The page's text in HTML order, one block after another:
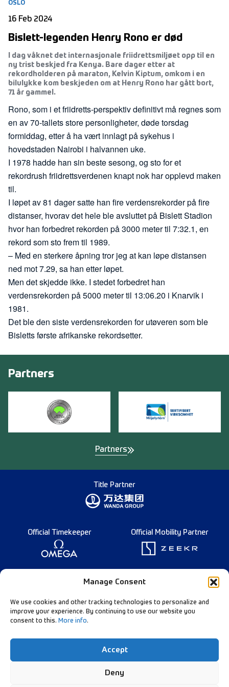
Manage Consent
We use cookies and other tracking technologies to personalize and
improve your experience. By continuing to use our website you
consent to this. More info.
Accept
Deny
OSLO
16 Feb 2024
Bislett-legenden Henry Rono er død
I dag våknet det internasjonale friidrettsmiljøet opp til en
ny trist beskjed fra Kenya. Bare dager etter at
rekordholderen på maraton, Kelvin Kiptum, omkom i en
bilulykke kom beskjeden om at Henry Rono har gått bort,
71 år gammel.
Rono, som i et friidretts-perspektiv definitivt må regnes som
en av 70-tallets store personligheter, døde torsdag
formiddag, etter å ha vært innlagt på sykehus i
hovedstaden Nairobi i halvannen uke.
I 1978 hadde han sin beste sesong, og sto for et
rekordrush friidrettsverdenen knapt nok har opplevd maken
til.
I løpet av 81 dager satte han fire verdensrekorder på fire
distanser, hvorav det hele ble avsluttet på Bislett Stadion
hvor han forbedret rekorden på 3000 meter til 7:32.1, en
rekord som sto frem til 1989.
– Med en sterkere åpning tror jeg at kan løpe distansen
ned mot 7.29, sa han etter løpet.
Men det skjedde ikke. I stedet forbedret han
verdensrekorden på 5000 meter til 13:06.20 i Knarvik i
1981.
Det ble den siste verdensrekorden for utøveren som ble
Bisletts første afrikanske rekordsetter.
Partners
Partners
Title Partner
Official Timekeeper Official Mobility Partner
Founding Partner
Follow Our Channels:
Data Privacy